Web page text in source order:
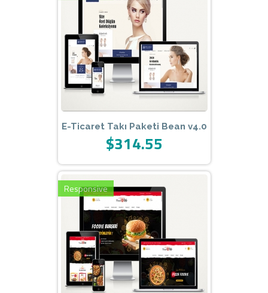
E-Ticaret Takı Paketi Bean v4.0
$314.55
Responsive